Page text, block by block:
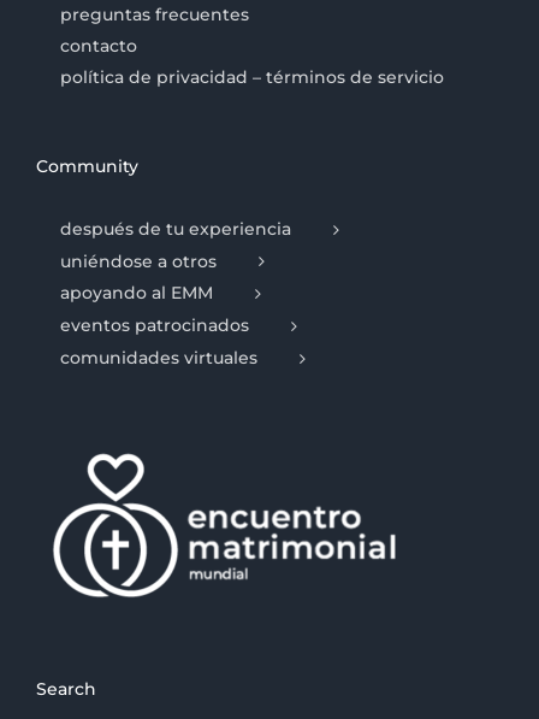
preguntas frecuentes
contacto
política de privacidad – términos de servicio
Community
después de tu experiencia
uniéndose a otros
apoyando al EMM
eventos patrocinados
comunidades virtuales
Search